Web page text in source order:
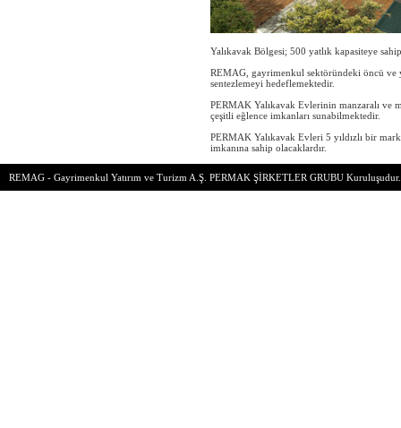
Yalıkavak Bölgesi; 500 yatlık kapasiteye
REMAG, gayrimenkul sektöründeki öncü ve
sentezlemeyi hedeflemektedir.
PERMAK Yalıkavak Evlerinin manzaralı ve
çeşitli eğlence imkanları sunabilmektedir.
PERMAK Yalıkavak Evleri 5 yıldızlı bir
imkanına sahip olacaklardır.
REMAG - Gayrimenkul Yatırım ve Turizm A.Ş. PERMAK ŞİRKETLER GRUBU